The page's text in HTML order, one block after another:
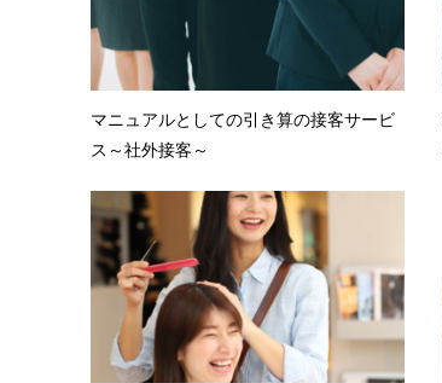
マニュアルとしての引き算の接客サービ
ス～社外接客～